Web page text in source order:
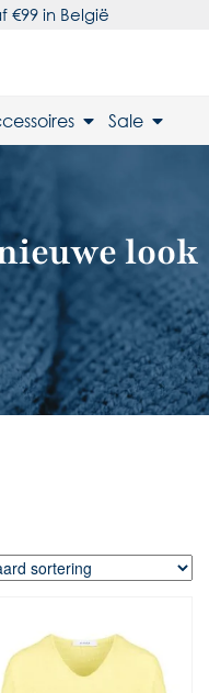
€99 in België
Sale
look